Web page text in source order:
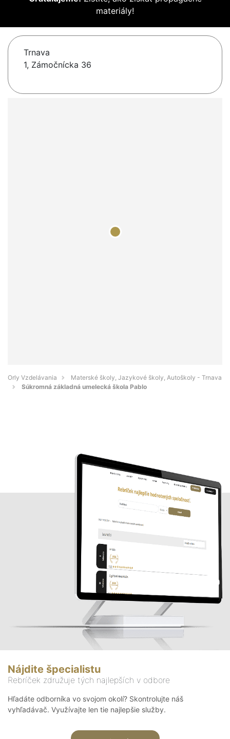
materiály!
Trnava
1, Zámočnícka 36
Orly Vzdelávania
Materské školy, Jazykové školy, Autoškoly - Trnava
Súkromná základná umelecká škola Pablo
Nájdite špecialistu
Rebríček združuje tých najlepších v odbore
Hľadáte odborníka vo svojom okolí? Skontrolujte náš
vyhľadávač. Využívajte len tie najlepšie služby.